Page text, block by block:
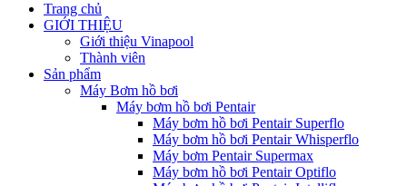
Trang chủ
GIỚI THIỆU
Giới thiệu Vinapool
Thành viên
Sản phẩm
Máy Bơm hồ bơi
Máy bơm hồ bơi Pentair
Máy bơm hồ bơi Pentair Superflo
Máy bơm hồ bơi Pentair Whisperflo
Máy bơm Pentair Supermax
Máy bơm hồ bơi Pentair Optiflo